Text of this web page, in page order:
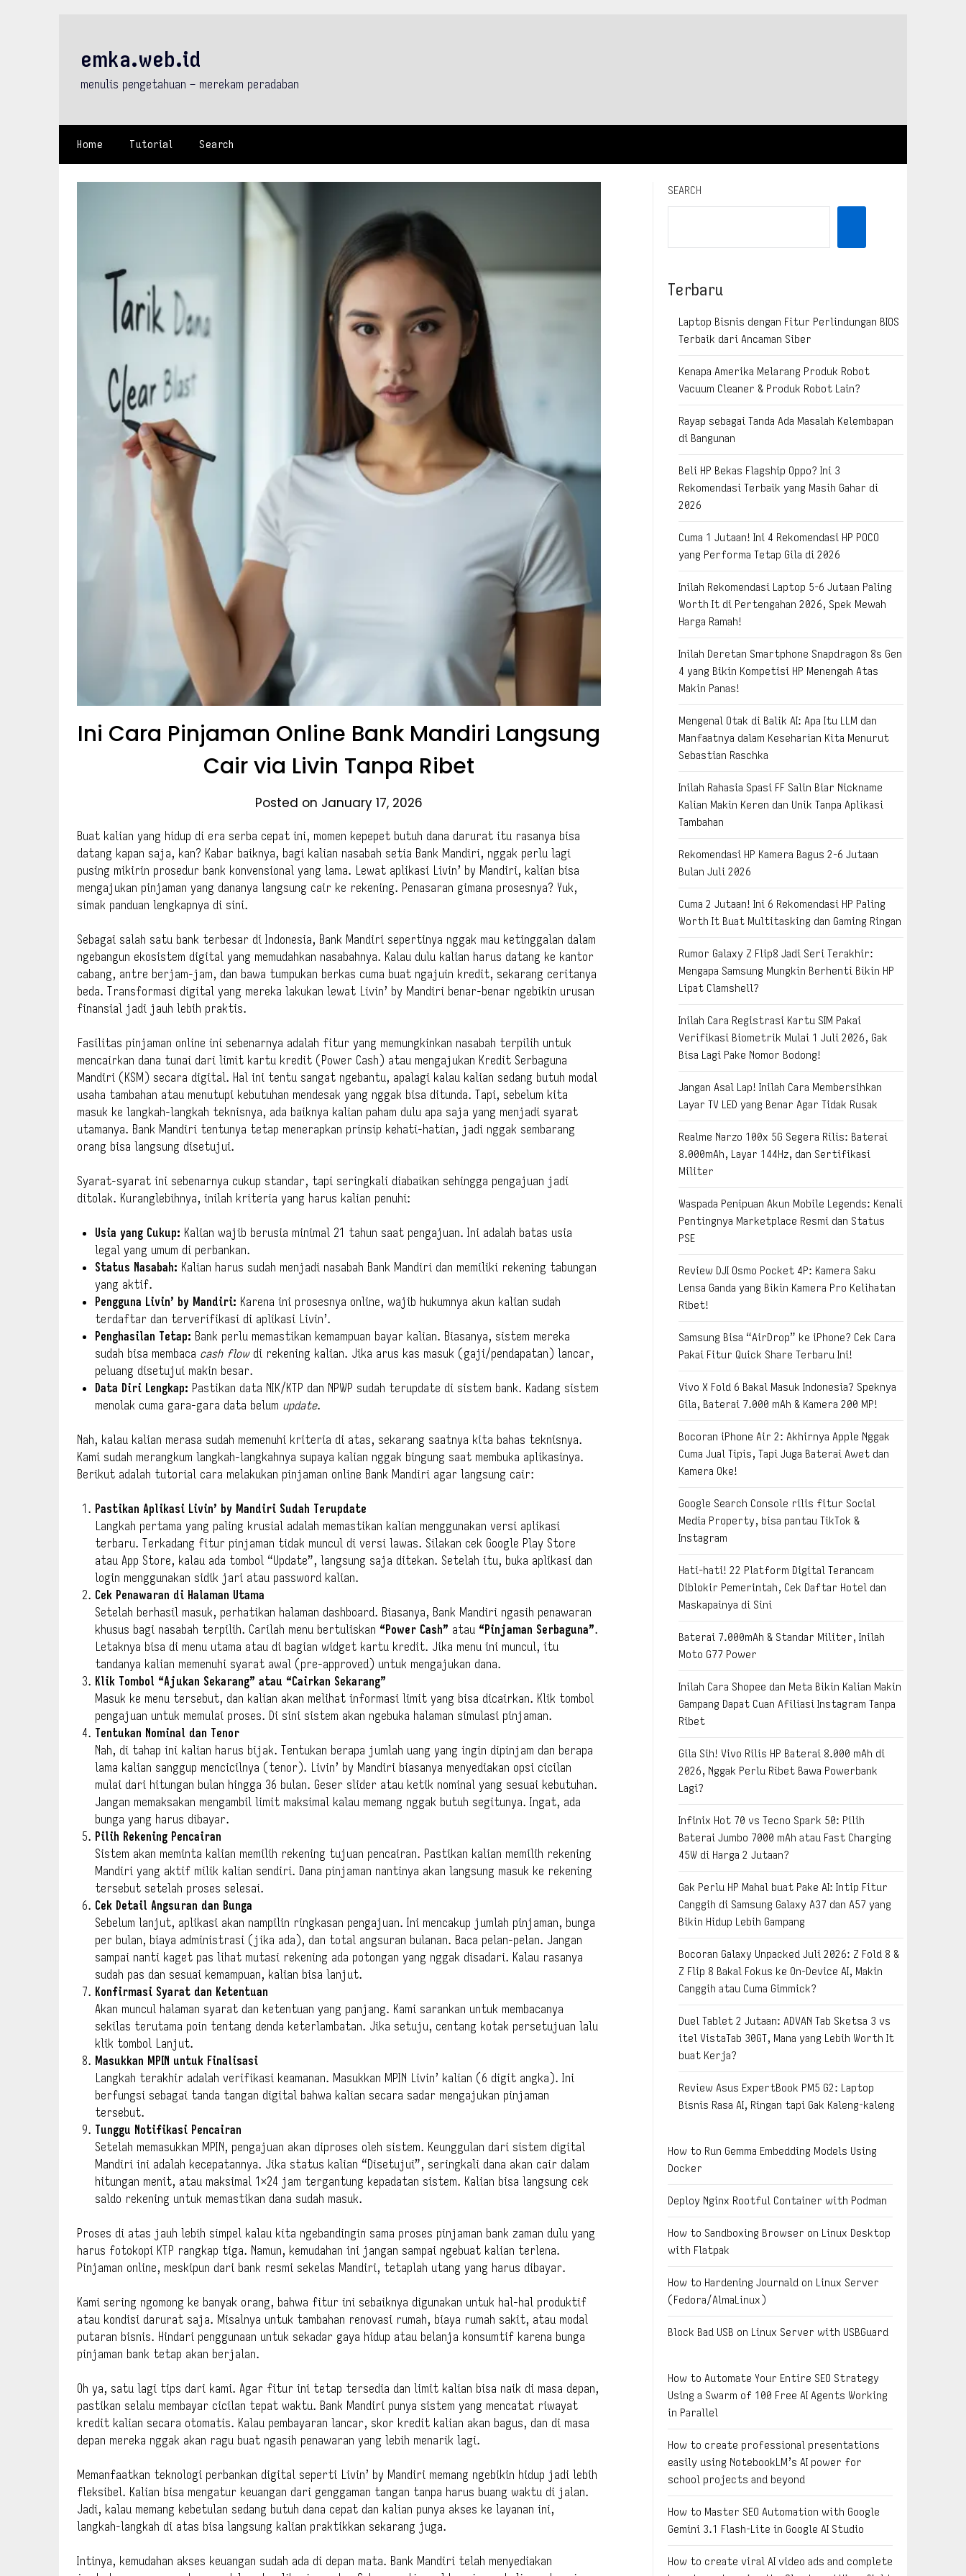
emka.web.id
menulis pengetahuan – merekam peradaban
Home Tutorial Search
Ini Cara Pinjaman Online Bank Mandiri Langsung
Cair via Livin Tanpa Ribet
Posted on January 17, 2026
Buat kalian yang hidup di era serba cepat ini, momen kepepet butuh dana darurat itu rasanya bisa
datang kapan saja, kan? Kabar baiknya, bagi kalian nasabah setia Bank Mandiri, nggak perlu lagi
pusing mikirin prosedur bank konvensional yang lama. Lewat aplikasi Livin’ by Mandiri, kalian bisa
mengajukan pinjaman yang dananya langsung cair ke rekening. Penasaran gimana prosesnya? Yuk,
simak panduan lengkapnya di sini.
Sebagai salah satu bank terbesar di Indonesia, Bank Mandiri sepertinya nggak mau ketinggalan dalam
ngebangun ekosistem digital yang memudahkan nasabahnya. Kalau dulu kalian harus datang ke kantor
cabang, antre berjam-jam, dan bawa tumpukan berkas cuma buat ngajuin kredit, sekarang ceritanya
beda. Transformasi digital yang mereka lakukan lewat Livin’ by Mandiri benar-benar ngebikin urusan
finansial jadi jauh lebih praktis.
Fasilitas pinjaman online ini sebenarnya adalah fitur yang memungkinkan nasabah terpilih untuk
mencairkan dana tunai dari limit kartu kredit (Power Cash) atau mengajukan Kredit Serbaguna
Mandiri (KSM) secara digital. Hal ini tentu sangat ngebantu, apalagi kalau kalian sedang butuh modal
usaha tambahan atau menutupi kebutuhan mendesak yang nggak bisa ditunda. Tapi, sebelum kita
masuk ke langkah-langkah teknisnya, ada baiknya kalian paham dulu apa saja yang menjadi syarat
utamanya. Bank Mandiri tentunya tetap menerapkan prinsip kehati-hatian, jadi nggak sembarang
orang bisa langsung disetujui.
Syarat-syarat ini sebenarnya cukup standar, tapi seringkali diabaikan sehingga pengajuan jadi
ditolak. Kuranglebihnya, inilah kriteria yang harus kalian penuhi:
Usia yang Cukup: Kalian wajib berusia minimal 21 tahun saat pengajuan. Ini adalah batas usia
legal yang umum di perbankan.
Status Nasabah: Kalian harus sudah menjadi nasabah Bank Mandiri dan memiliki rekening tabungan
yang aktif.
Pengguna Livin’ by Mandiri: Karena ini prosesnya online, wajib hukumnya akun kalian sudah
terdaftar dan terverifikasi di aplikasi Livin’.
Penghasilan Tetap: Bank perlu memastikan kemampuan bayar kalian. Biasanya, sistem mereka
sudah bisa membaca cash flowdi rekening kalian. Jika arus kas masuk (gaji/pendapatan) lancar,
peluang disetujui makin besar.
Data Diri Lengkap: Pastikan data NIK/KTP dan NPWP sudah terupdate di sistem bank. Kadang sistem
menolak cuma gara-gara data belum update.
Nah, kalau kalian merasa sudah memenuhi kriteria di atas, sekarang saatnya kita bahas teknisnya.
Kami sudah merangkum langkah-langkahnya supaya kalian nggak bingung saat membuka aplikasinya.
Berikut adalah tutorial cara melakukan pinjaman online Bank Mandiri agar langsung cair:
Pastikan Aplikasi Livin’ by Mandiri Sudah Terupdate
Langkah pertama yang paling krusial adalah memastikan kalian menggunakan versi aplikasi
terbaru. Terkadang fitur pinjaman tidak muncul di versi lawas. Silakan cek Google Play Store
atau App Store, kalau ada tombol “Update”, langsung saja ditekan. Setelah itu, buka aplikasi dan
login menggunakan sidik jari atau password kalian.
Cek Penawaran di Halaman Utama
Setelah berhasil masuk, perhatikan halaman dashboard. Biasanya, Bank Mandiri ngasih penawaran
khusus bagi nasabah terpilih. Carilah menu bertuliskan “Power Cash” atau “Pinjaman Serbaguna”.
Letaknya bisa di menu utama atau di bagian widget kartu kredit. Jika menu ini muncul, itu
tandanya kalian memenuhi syarat awal (pre-approved) untuk mengajukan dana.
Klik Tombol “Ajukan Sekarang” atau “Cairkan Sekarang”
Masuk ke menu tersebut, dan kalian akan melihat informasi limit yang bisa dicairkan. Klik tombol
pengajuan untuk memulai proses. Di sini sistem akan ngebuka halaman simulasi pinjaman.
Tentukan Nominal dan Tenor
Nah, di tahap ini kalian harus bijak. Tentukan berapa jumlah uang yang ingin dipinjam dan berapa
lama kalian sanggup mencicilnya (tenor). Livin’ by Mandiri biasanya menyediakan opsi cicilan
mulai dari hitungan bulan hingga 36 bulan. Geser slider atau ketik nominal yang sesuai kebutuhan.
Jangan memaksakan mengambil limit maksimal kalau memang nggak butuh segitunya. Ingat, ada
bunga yang harus dibayar.
Pilih Rekening Pencairan
Sistem akan meminta kalian memilih rekening tujuan pencairan. Pastikan kalian memilih rekening
Mandiri yang aktif milik kalian sendiri. Dana pinjaman nantinya akan langsung masuk ke rekening
tersebut setelah proses selesai.
Cek Detail Angsuran dan Bunga
Sebelum lanjut, aplikasi akan nampilin ringkasan pengajuan. Ini mencakup jumlah pinjaman, bunga
per bulan, biaya administrasi (jika ada), dan total angsuran bulanan. Baca pelan-pelan. Jangan
sampai nanti kaget pas lihat mutasi rekening ada potongan yang nggak disadari. Kalau rasanya
sudah pas dan sesuai kemampuan, kalian bisa lanjut.
Konfirmasi Syarat dan Ketentuan
Akan muncul halaman syarat dan ketentuan yang panjang. Kami sarankan untuk membacanya
sekilas terutama poin tentang denda keterlambatan. Jika setuju, centang kotak persetujuan lalu
klik tombol Lanjut.
Masukkan MPIN untuk Finalisasi
Langkah terakhir adalah verifikasi keamanan. Masukkan MPIN Livin’ kalian (6 digit angka). Ini
berfungsi sebagai tanda tangan digital bahwa kalian secara sadar mengajukan pinjaman
tersebut.
Tunggu Notifikasi Pencairan
Setelah memasukkan MPIN, pengajuan akan diproses oleh sistem. Keunggulan dari sistem digital
Mandiri ini adalah kecepatannya. Jika status kalian “Disetujui”, seringkali dana akan cair dalam
hitungan menit, atau maksimal 1×24 jam tergantung kepadatan sistem. Kalian bisa langsung cek
saldo rekening untuk memastikan dana sudah masuk.
Proses di atas jauh lebih simpel kalau kita ngebandingin sama proses pinjaman bank zaman dulu yang
harus fotokopi KTP rangkap tiga. Namun, kemudahan ini jangan sampai ngebuat kalian terlena.
Pinjaman online, meskipun dari bank resmi sekelas Mandiri, tetaplah utang yang harus dibayar.
Kami sering ngomong ke banyak orang, bahwa fitur ini sebaiknya digunakan untuk hal-hal produktif
atau kondisi darurat saja. Misalnya untuk tambahan renovasi rumah, biaya rumah sakit, atau modal
putaran bisnis. Hindari penggunaan untuk sekadar gaya hidup atau belanja konsumtif karena bunga
pinjaman bank tetap akan berjalan.
Oh ya, satu lagi tips dari kami. Agar fitur ini tetap tersedia dan limit kalian bisa naik di masa depan,
pastikan selalu membayar cicilan tepat waktu. Bank Mandiri punya sistem yang mencatat riwayat
kredit kalian secara otomatis. Kalau pembayaran lancar, skor kredit kalian akan bagus, dan di masa
depan mereka nggak akan ragu buat ngasih penawaran yang lebih menarik lagi.
Memanfaatkan teknologi perbankan digital seperti Livin’ by Mandiri memang ngebikin hidup jadi lebih
fleksibel. Kalian bisa mengatur keuangan dari genggaman tangan tanpa harus buang waktu di jalan.
Jadi, kalau memang kebetulan sedang butuh dana cepat dan kalian punya akses ke layanan ini,
langkah-langkah di atas bisa langsung kalian praktikkan sekarang juga.
Intinya, kemudahan akses keuangan sudah ada di depan mata. Bank Mandiri telah menyediakan
SEARCH
Terbaru
Laptop Bisnis dengan Fitur Perlindungan BIOS
Terbaik dari Ancaman Siber
Kenapa Amerika Melarang Produk Robot
Vacuum Cleaner & Produk Robot Lain?
Rayap sebagai Tanda Ada Masalah Kelembapan
di Bangunan
Beli HP Bekas Flagship Oppo? Ini 3
Rekomendasi Terbaik yang Masih Gahar di
2026
Cuma 1 Jutaan! Ini 4 Rekomendasi HP POCO
yang Performa Tetap Gila di 2026
Inilah Rekomendasi Laptop 5-6 Jutaan Paling
Worth It di Pertengahan 2026, Spek Mewah
Harga Ramah!
Inilah Deretan Smartphone Snapdragon 8s Gen
4 yang Bikin Kompetisi HP Menengah Atas
Makin Panas!
Mengenal Otak di Balik AI: Apa Itu LLM dan
Manfaatnya dalam Keseharian Kita Menurut
Sebastian Raschka
Inilah Rahasia Spasi FF Salin Biar Nickname
Kalian Makin Keren dan Unik Tanpa Aplikasi
Tambahan
Rekomendasi HP Kamera Bagus 2-6 Jutaan
Bulan Juli 2026
Cuma 2 Jutaan! Ini 6 Rekomendasi HP Paling
Worth It Buat Multitasking dan Gaming Ringan
Rumor Galaxy Z Flip8 Jadi Seri Terakhir:
Mengapa Samsung Mungkin Berhenti Bikin HP
Lipat Clamshell?
Inilah Cara Registrasi Kartu SIM Pakai
Verifikasi Biometrik Mulai 1 Juli 2026, Gak
Bisa Lagi Pake Nomor Bodong!
Jangan Asal Lap! Inilah Cara Membersihkan
Layar TV LED yang Benar Agar Tidak Rusak
Realme Narzo 100x 5G Segera Rilis: Baterai
8.000mAh, Layar 144Hz, dan Sertifikasi
Militer
Waspada Penipuan Akun Mobile Legends: Kenali
Pentingnya Marketplace Resmi dan Status
PSE
Review DJI Osmo Pocket 4P: Kamera Saku
Lensa Ganda yang Bikin Kamera Pro Kelihatan
Ribet!
Samsung Bisa “AirDrop” ke iPhone? Cek Cara
Pakai Fitur Quick Share Terbaru Ini!
Vivo X Fold 6 Bakal Masuk Indonesia? Speknya
Gila, Baterai 7.000 mAh & Kamera 200 MP!
Bocoran iPhone Air 2: Akhirnya Apple Nggak
Cuma Jual Tipis, Tapi Juga Baterai Awet dan
Kamera Oke!
Google Search Console rilis fitur Social
Media Property, bisa pantau TikTok &
Instagram
Hati-hati! 22 Platform Digital Terancam
Diblokir Pemerintah, Cek Daftar Hotel dan
Maskapainya di Sini
Baterai 7.000mAh & Standar Militer, Inilah
Moto G77 Power
Inilah Cara Shopee dan Meta Bikin Kalian Makin
Gampang Dapat Cuan Afiliasi Instagram Tanpa
Ribet
Gila Sih! Vivo Rilis HP Baterai 8.000 mAh di
2026, Nggak Perlu Ribet Bawa Powerbank
Lagi?
Infinix Hot 70 vs Tecno Spark 50: Pilih
Baterai Jumbo 7000 mAh atau Fast Charging
45W di Harga 2 Jutaan?
Gak Perlu HP Mahal buat Pake AI: Intip Fitur
Canggih di Samsung Galaxy A37 dan A57 yang
Bikin Hidup Lebih Gampang
Bocoran Galaxy Unpacked Juli 2026: Z Fold 8 &
Z Flip 8 Bakal Fokus ke On-Device AI, Makin
Canggih atau Cuma Gimmick?
Duel Tablet 2 Jutaan: ADVAN Tab Sketsa 3 vs
itel VistaTab 30GT, Mana yang Lebih Worth It
buat Kerja?
Review Asus ExpertBook PM5 G2: Laptop
Bisnis Rasa AI, Ringan tapi Gak Kaleng-kaleng
How to Run Gemma Embedding Models Using
Docker
Deploy Nginx Rootful Container with Podman
How to Sandboxing Browser on Linux Desktop
with Flatpak
How to Hardening Journald on Linux Server
(Fedora/AlmaLinux)
Block Bad USB on Linux Server with USBGuard
How to Automate Your Entire SEO Strategy
Using a Swarm of 100 Free AI Agents Working
in Parallel
How to create professional presentations
easily using NotebookLM’s AI power for
school projects and beyond
How to Master SEO Automation with Google
Gemini 3.1 Flash-Lite in Google AI Studio
How to create viral AI video ads and complete